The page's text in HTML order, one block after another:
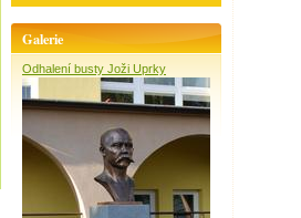
Galerie
Odhalení busty Joži Uprky